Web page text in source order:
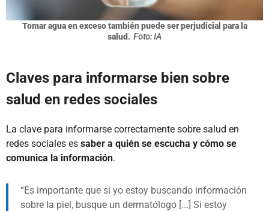
Tomar agua en exceso también puede ser perjudicial para la
salud. Foto: IA
Claves para informarse bien sobre
salud en redes sociales
La clave para informarse correctamente sobre salud en
redes sociales es saber a quién se escucha y cómo se
comunica la información.
Es importante que si yo estoy buscando información
sobre la piel, busque un dermatólogo [...] Si estoy